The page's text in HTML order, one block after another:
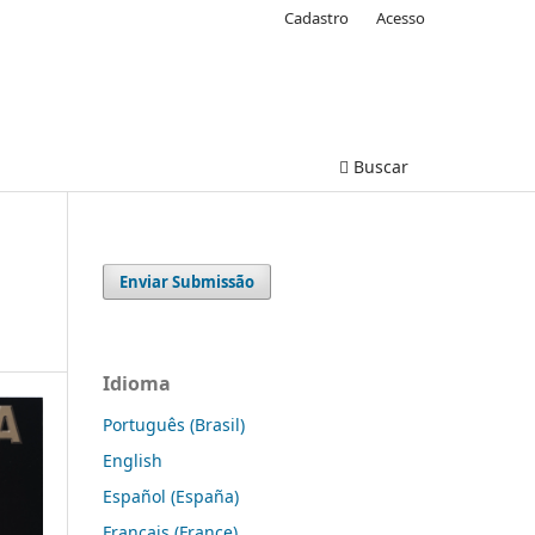
Buscar
Cadastro Acesso
Enviar Submissão
Idioma
Português (Brasil)
English
Español (España)